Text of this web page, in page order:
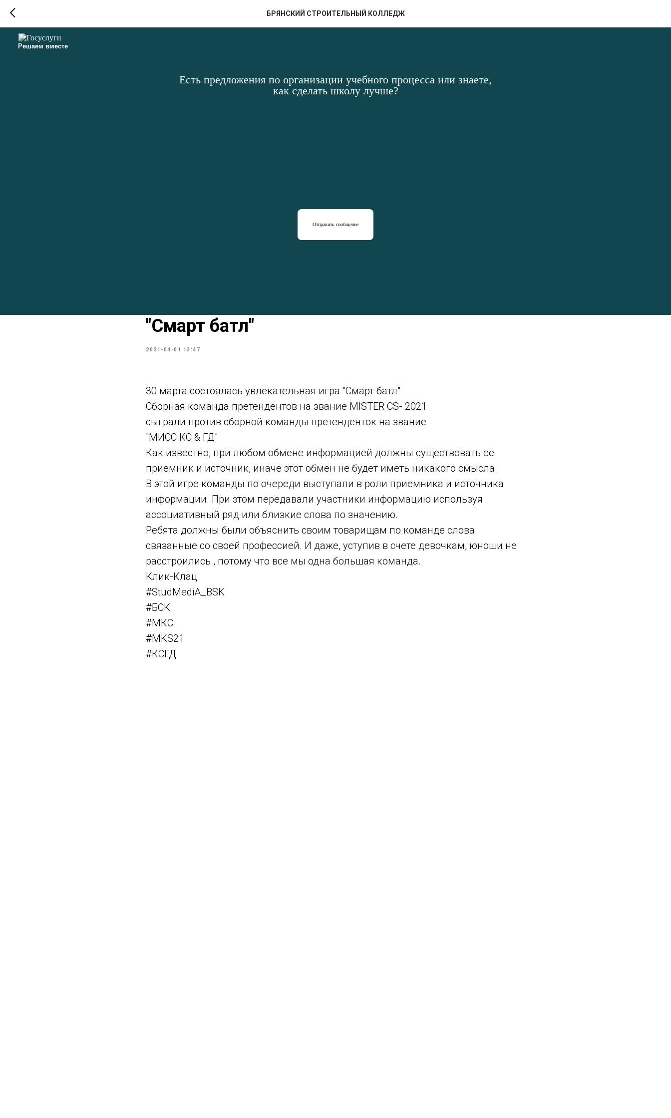
Решаем вместе
Есть предложения по организации учебного процесса или знаете,
как сделать школу лучше?
Отправить сообщение
БРЯНСКИЙ СТРОИТЕЛЬНЫЙ КОЛЛЕДЖ
"Смарт батл"
2021-04-01 13:47
30 марта состоялась увлекательная игра "Смарт батл"
Сборная команда претендентов на звание MISTER CS- 2021
сыграли против сборной команды претенденток на звание
"МИСС КС & ГД"
Как известно, при любом обмене информацией должны существовать её
приемник и источник, иначе этот обмен не будет иметь никакого смысла.
В этой игре команды по очереди выступали в роли приемника и источника
информации. При этом передавали участники информацию используя
ассоциативный ряд или близкие слова по значению.
Ребята должны были объяснить своим товарищам по команде слова
связанные со своей профессией. И даже, уступив в счете девочкам, юноши не
расстроились , потому что все мы одна большая команда.
Клик-Клац
#StudMediA_BSK
#БСК
#МКС
#MKS21
#КСГД